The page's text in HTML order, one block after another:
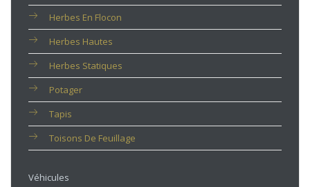
Herbes En Flocon
Herbes Hautes
Herbes Statiques
Potager
Tapis
Toisons De Feuillage
Véhicules